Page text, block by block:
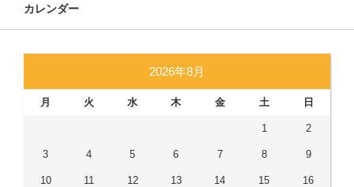
カレンダー
2026年8月
月 火 水 木 金 土 日
1 2
3 4 5 6 7 8 9
10 11 12 13 14 15 16